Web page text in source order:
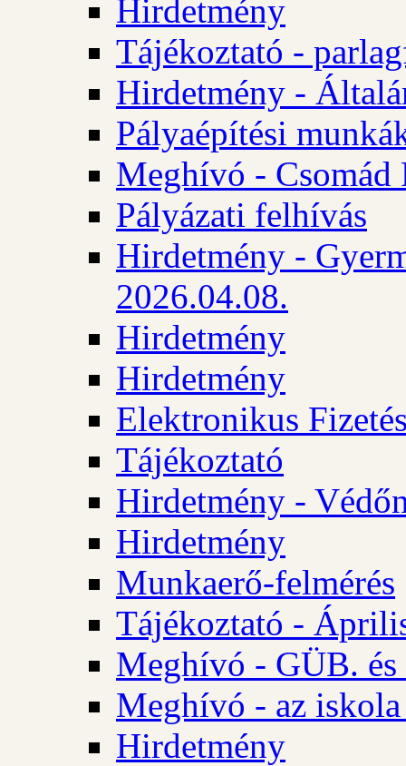
Hirdetmény
Tájékoztató -
Hirdetmény -
Pályaépítési
Meghívó - Csomád
Pályázati felhívás
Hirdetmény -
2026.04.08.
Hirdetmény
Hirdetmény
Elektronikus
Tájékoztató
Hirdetmény -
Hirdetmény
Munkaerő-felmérés
Tájékoztató -
Meghívó - GÜB.
Meghívó - az iskola
Hirdetmény